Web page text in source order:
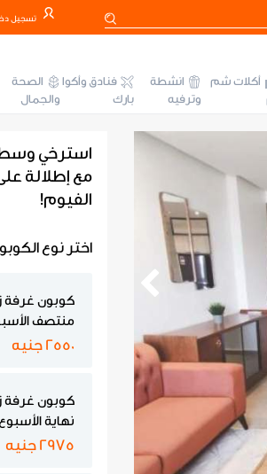
تسجيل
أكلات شم
انشطة
وترفيه
فنادق وأكوا
بارك
الصحة
والجمال
استرخي وسط
مع إطلالة
الفيوم!
اختر نوع
كوبون غرفة
منتصف
2550 جنيه
كوبون غرفة
نهاية
2975 جنيه